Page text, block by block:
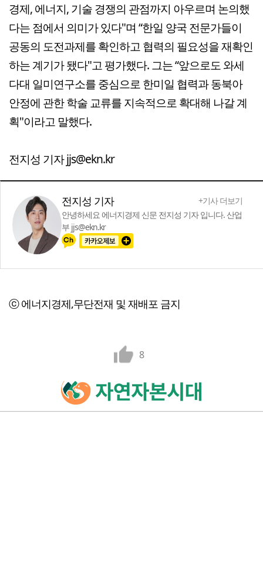
경제, 에너지, 기술 경쟁의 관점까지 아우르며 논의했
다는 점에서 의미가 있다"며 “한일 양국 전문가들이
공동의 도전과제를 확인하고 협력의 필요성을 재확인
하는 계기가 됐다"고 평가했다. 그는 “앞으로도 와세
다대 일미연구소를 중심으로 한미일 협력과 동북아
안정에 관한 학술 교류를 지속적으로 확대해 나갈 계
획"이라고 말했다.
전지성 기자 jjs@ekn.kr
전지성 기자
+기사 더보기
안녕하세요 에너지경제 신문 전지성 기자 입니다. 산업
부 jjs@ekn.kr
ⓒ 에너지경제,무단전재 및 재배포 금지
8